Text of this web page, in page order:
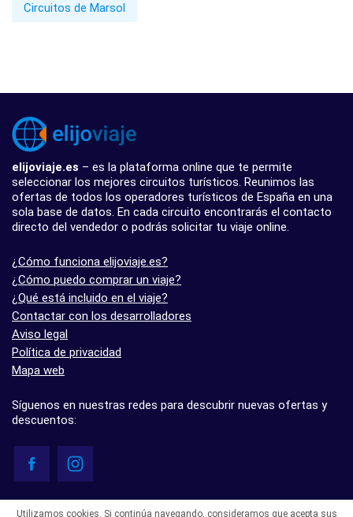
Circuitos de Marsol
elijoviaje.es – es la plataforma online que te permite
seleccionar los mejores circuitos turísticos. Reunimos las
ofertas de todos los operadores turísticos de España en una
sola base de datos. En cada circuito encontrarás el contacto
directo del vendedor o podrás solicitar tu viaje online.
¿Cómo funciona elijoviaje.es?
¿Cómo puedo comprar un viaje?
¿Qué está incluido en el viaje?
Contactar con los desarrolladores
Aviso legal
Política de privacidad
Mapa web
Síguenos en nuestras redes para descubrir nuevas ofertas y
descuentos:
Utilizamos cookies. Si continúa navegando, consideramos que acepta sus